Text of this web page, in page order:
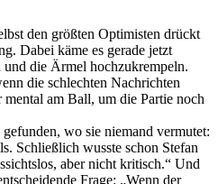
den größten Optimisten drückt
Dabei käme es gerade jetzt
die Ärmel hochzukrempeln.
die schlechten Nachrichten
am Ball, um die Partie noch
wo sie niemand vermutet:
Schließlich wusste schon Stefan
aber nicht kritisch.“ Und
Frage: „Wenn der